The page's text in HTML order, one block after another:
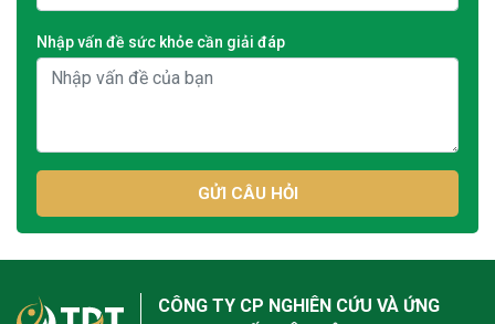
Nhập vấn đề sức khỏe cần giải đáp
GỬI CÂU HỎI
CÔNG TY CP NGHIÊN CỨU VÀ ỨNG